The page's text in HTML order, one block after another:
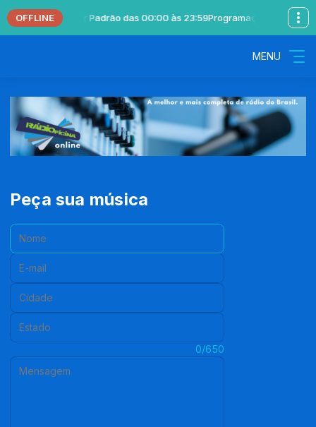
OFFLINE
com Locutor Padrão das 00:00 às 23:59Programação Musical
MENU
Peça sua música
Nome:
E-mail:
Cidade:
Estado:
0/650